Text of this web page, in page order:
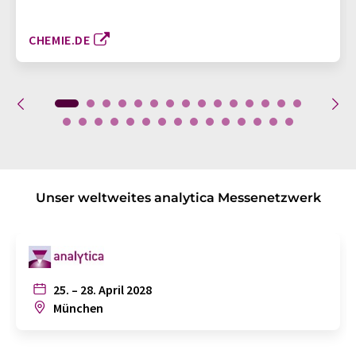
CHEMIE.DE
Unser weltweites analytica Messenetzwerk
25. – 28. April 2028
München